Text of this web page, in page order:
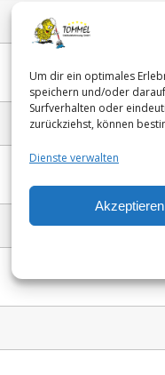
Um dir ein optimales
speichern und/oder
Surfverhalten oder
zurückziehst, können
Dienste verwalten
Akzeptieren